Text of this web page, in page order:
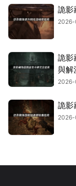
詭影
詭影
與解
詭影